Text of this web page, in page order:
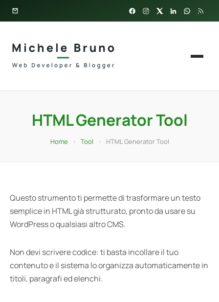
HTML Generator Tool
Home › Tool › HTML Generator Tool
Questo strumento ti permette di trasformare un testo
semplice in HTML già strutturato, pronto da usare su
WordPress o qualsiasi altro CMS.
Non devi scrivere codice: ti basta incollare il tuo
contenuto e il sistema lo organizza automaticamente in
titoli, paragrafi ed elenchi.